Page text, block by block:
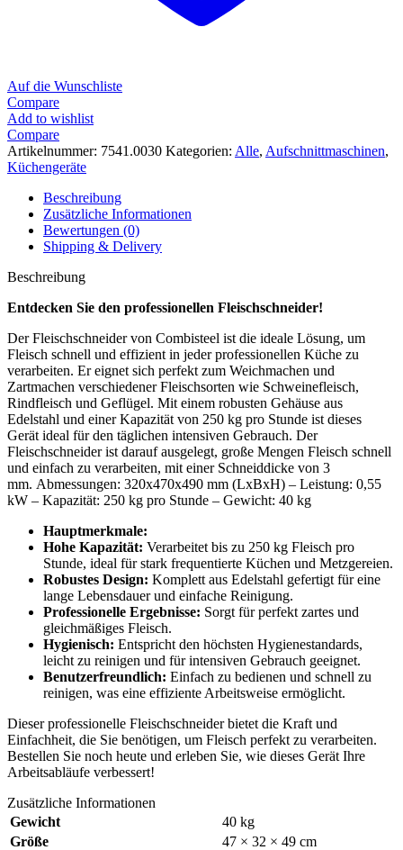
Auf die Wunschliste
Compare
Add to wishlist
Compare
Artikelnummer: 7541.0030 Kategorien: Alle, Aufschnittmaschinen,
Küchengeräte
Beschreibung
Zusätzliche Informationen
Bewertungen (0)
Shipping & Delivery
Beschreibung
Entdecken Sie den professionellen Fleischschneider!
Der Fleischschneider von Combisteel ist die ideale Lösung, um
Fleisch schnell und effizient in jeder professionellen Küche zu
verarbeiten. Er eignet sich perfekt zum Weichmachen und
Zartmachen verschiedener Fleischsorten wie Schweinefleisch,
Rindfleisch und Geflügel. Mit einem robusten Gehäuse aus
Edelstahl und einer Kapazität von 250 kg pro Stunde ist dieses
Gerät ideal für den täglichen intensiven Gebrauch. Der
Fleischschneider ist darauf ausgelegt, große Mengen Fleisch schnell
und einfach zu verarbeiten, mit einer Schneiddicke von 3
mm. Abmessungen: 320x470x490 mm (LxBxH) – Leistung: 0,55
kW – Kapazität: 250 kg pro Stunde – Gewicht: 40 kg
Hauptmerkmale:
Hohe Kapazität: Verarbeitet bis zu 250 kg Fleisch pro
Stunde, ideal für stark frequentierte Küchen und Metzgereien.
Robustes Design: Komplett aus Edelstahl gefertigt für eine
lange Lebensdauer und einfache Reinigung.
Professionelle Ergebnisse: Sorgt für perfekt zartes und
gleichmäßiges Fleisch.
Hygienisch: Entspricht den höchsten Hygienestandards,
leicht zu reinigen und für intensiven Gebrauch geeignet.
Benutzerfreundlich: Einfach zu bedienen und schnell zu
reinigen, was eine effiziente Arbeitsweise ermöglicht.
Dieser professionelle Fleischschneider bietet die Kraft und
Einfachheit, die Sie benötigen, um Fleisch perfekt zu verarbeiten.
Bestellen Sie noch heute und erleben Sie, wie dieses Gerät Ihre
Arbeitsabläufe verbessert!
Zusätzliche Informationen
Gewicht
40 kg
Größe
47 × 32 × 49 cm